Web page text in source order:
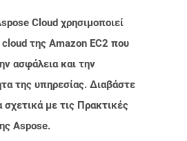
Cloud χρησιμοποιεί
cloud της Amazon EC2 που
ασφάλεια και την
της υπηρεσίας. Διαβάστε
σχετικά με τις Πρακτικές
Aspose.